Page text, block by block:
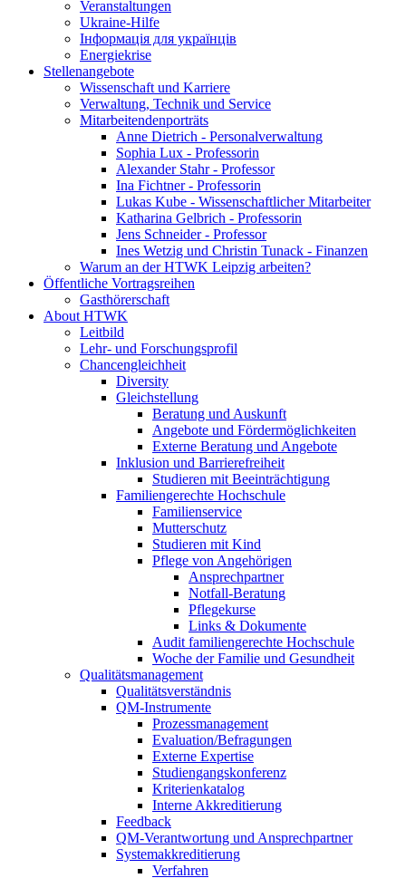
Veranstaltungen
Ukraine-Hilfe
Інформація для українців
Energiekrise
Stellenangebote
Wissenschaft und Karriere
Verwaltung, Technik und Service
Mitarbeitendenporträts
Anne Dietrich - Personalverwaltung
Sophia Lux - Professorin
Alexander Stahr - Professor
Ina Fichtner - Professorin
Lukas Kube - Wissenschaftlicher Mitarbeiter
Katharina Gelbrich - Professorin
Jens Schneider - Professor
Ines Wetzig und Christin Tunack - Finanzen
Warum an der HTWK Leipzig arbeiten?
Öffentliche Vortragsreihen
Gasthörerschaft
About HTWK
Leitbild
Lehr- und Forschungsprofil
Chancengleichheit
Diversity
Gleichstellung
Beratung und Auskunft
Angebote und Fördermöglichkeiten
Externe Beratung und Angebote
Inklusion und Barrierefreiheit
Studieren mit Beeinträchtigung
Familiengerechte Hochschule
Familienservice
Mutterschutz
Studieren mit Kind
Pflege von Angehörigen
Ansprechpartner
Notfall-Beratung
Pflegekurse
Links & Dokumente
Audit familiengerechte Hochschule
Woche der Familie und Gesundheit
Qualitätsmanagement
Qualitätsverständnis
QM-Instrumente
Prozessmanagement
Evaluation/Befragungen
Externe Expertise
Studiengangskonferenz
Kriterienkatalog
Interne Akkreditierung
Feedback
QM-Verantwortung und Ansprechpartner
Systemakkreditierung
Verfahren